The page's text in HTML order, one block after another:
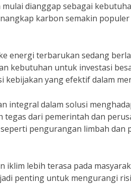
dianggap sebagai
karbon semakin
energi terbarukan sedang
kebutuhan untuk investasi
yang efektif dalam
integral dalam solusi
dari pemerintah dan
pengurangan limbah dan
iklim lebih terasa pada
penting untuk mengurangi